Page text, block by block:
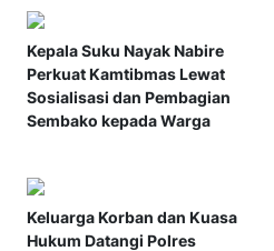
Kepala Suku Nayak Nabire
Perkuat Kamtibmas Lewat
Sosialisasi dan Pembagian
Sembako kepada Warga
Keluarga Korban dan Kuasa
Hukum Datangi Polres